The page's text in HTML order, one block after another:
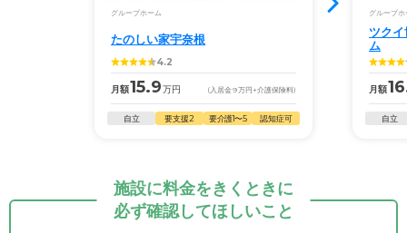
グループホーム
たのしい家宇奈根
4.2
月額15.9万円 (入居金9万円 +介護保険料)
自立 要支援2 要介護1〜5 認知症可
グループホ
ツク
ム
月額
自立
施設に料金をきくときに
必ず確認してほしいこと